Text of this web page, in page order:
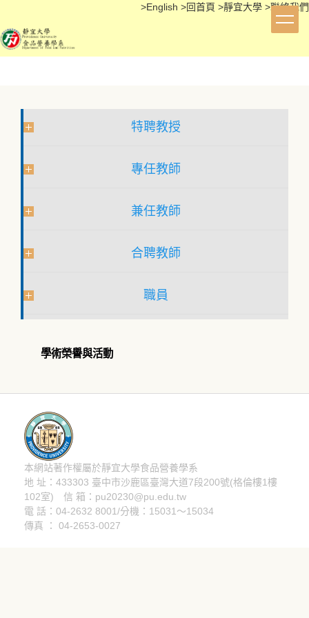
主
要
>English >回首頁 >靜宜大學 >聯絡我們
特聘教授
專任教師
兼任教師
合聘教師
職員
學術榮譽與活動
本網站著作權屬於靜宜大學食品營養學系
地 址：433303 臺中市沙鹿區臺灣大道7段200號(格倫樓1樓
102室) 信 箱：pu20230@pu.edu.tw
電 話：04-2632 8001/分機：15031～15034
傳真 ： 04-2653-0027